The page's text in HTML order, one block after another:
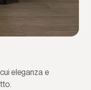
eleganza e